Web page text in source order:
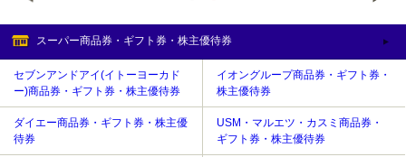
スーパー商品券・ギフト券・株主優待券
セブンアンドアイ(イトーヨーカド
ー)商品券・ギフト券・株主優待券
イオングループ商品券・ギフト券・
株主優待券
ダイエー商品券・ギフト券・株主優
待券
USM・マルエツ・カスミ商品券・
ギフト券・株主優待券